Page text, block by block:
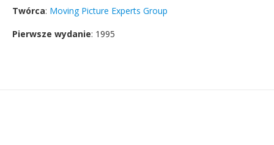
Twórca: Moving Picture Experts Group
Pierwsze wydanie: 1995